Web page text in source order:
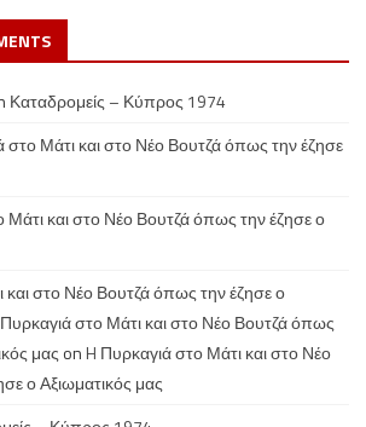
Καταδρομείς – Κύπρος 1974
στο Μάτι και στο Νέο Βουτζά όπως την έζησε
Μάτι και στο Νέο Βουτζά όπως την έζησε ο
και στο Νέο Βουτζά όπως την έζησε ο
στο Μάτι και στο Νέο Βουτζά όπως
μαςonH Πυρκαγιά στο Μάτι και στο Νέο
ο Αξιωματικός μας